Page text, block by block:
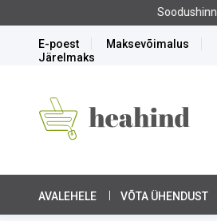
E-poest Maksevõimalus
Järelmaks
AVALEHELE VÕTA ÜHENDUST